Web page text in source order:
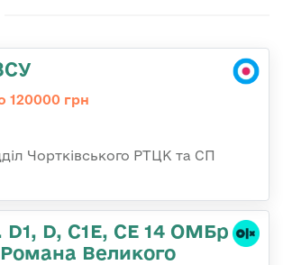
120000 грн
Чортківського РТЦК та СП
D1, D, C1E, CE 14 ОМБр
Великого